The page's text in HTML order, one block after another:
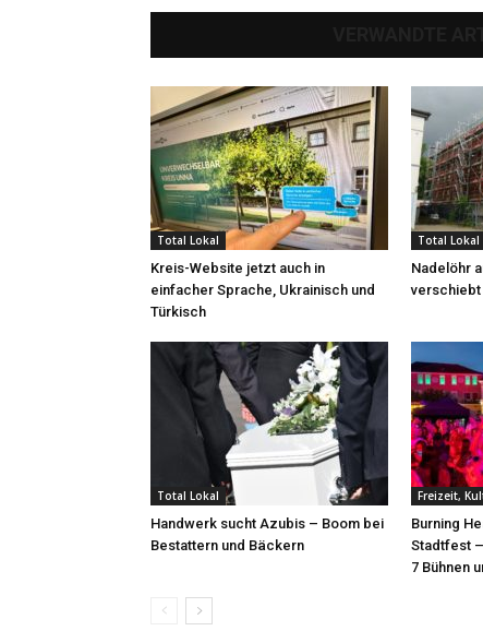
Total Lokal
Kreis-Website jetzt auch in
einfacher Sprache, Ukrainisch und
Türkisch
Total Lokal
Nadelöhr
Total Lokal
Handwerk sucht Azubis – Boom bei
Bestattern und Bäckern
Freizeit,
Burning
Stadtfest
7 Bühnen